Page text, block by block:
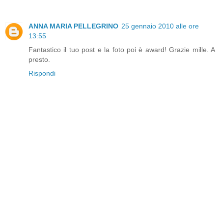
ANNA MARIA PELLEGRINO 25 gennaio 2010 alle ore
13:55
Fantastico il tuo post e la foto poi è award! Grazie mille. A
presto.
Rispondi